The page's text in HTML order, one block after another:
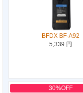
BFDX BF-A92
5,339 円
30%OFF